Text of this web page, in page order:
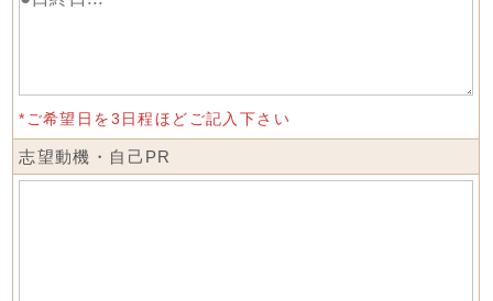
*ご希望日を3日程ほどご記入下さい
志望動機・自己PR